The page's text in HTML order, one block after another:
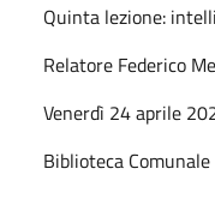
Quinta lezione:
Relatore Federico
Venerdì 24 aprile
Biblioteca